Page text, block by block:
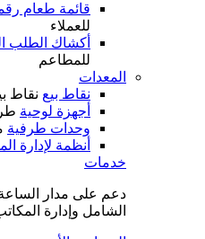
قائمة طعام
للعملاء
أكشاك الطلب
للمطاعم
المعدات
نقاط بيع نقاط
أجهزة لوحية
وحدات طرفية
أنظمة لإدارة
خدمات
دعم على مدار الساعة
الشامل وإدارة